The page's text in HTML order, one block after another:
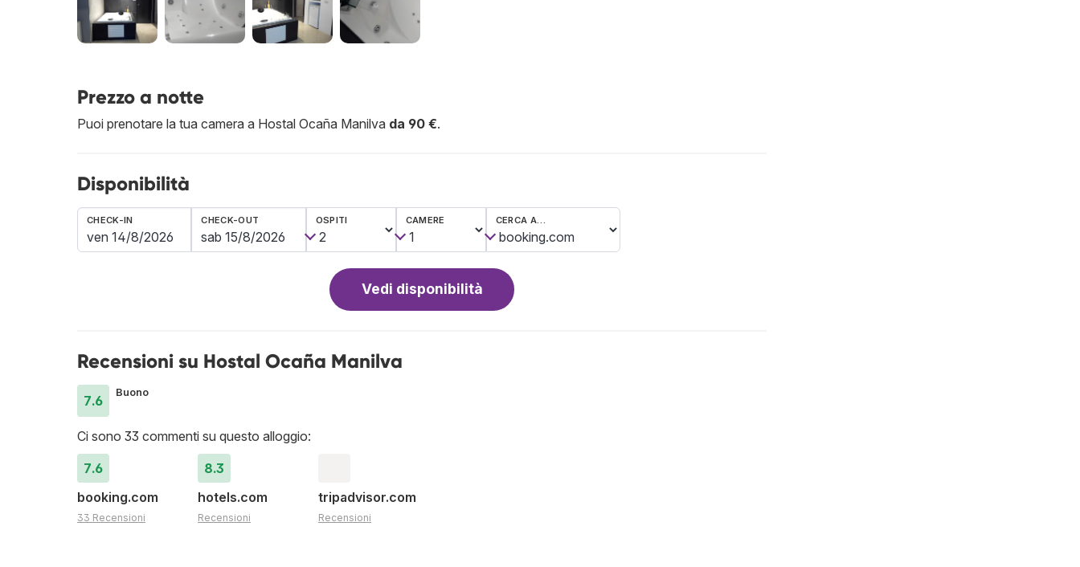
Prezzo a notte
Puoi prenotare la tua camera a Hostal Ocaña Manilva da 90 €.
Disponibilità
CHECK-IN CHECK-OUT OSPITI CAMERE CERCA A…
Vedi disponibilità
Recensioni su Hostal Ocaña Manilva
7.6
Buono
Ci sono 33 commenti su questo alloggio:
7.6
booking.com
33 Recensioni
8.3
hotels.com
Recensioni
tripadvisor.com
Recensioni